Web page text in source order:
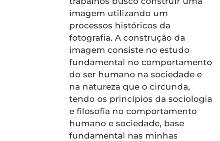
imagem utilizando um
processos históricos da
fotografia. A construção da
imagem consiste no estudo
fundamental no comportamento
do ser humano na sociedade e
na natureza que o circunda,
tendo os princípios da sociologia
e filosofia no comportamento
humano e sociedade, base
fundamental nas minhas